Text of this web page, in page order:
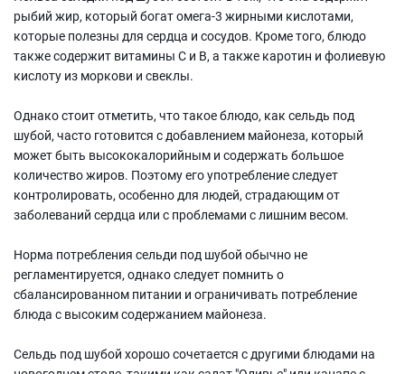
рыбий жир, который богат омега-3 жирными кислотами,
которые полезны для сердца и сосудов. Кроме того, блюдо
также содержит витамины С и В, а также каротин и фолиевую
кислоту из моркови и свеклы.
Однако стоит отметить, что такое блюдо, как сельдь под
шубой, часто готовится с добавлением майонеза, который
может быть высококалорийным и содержать большое
количество жиров. Поэтому его употребление следует
контролировать, особенно для людей, страдающим от
заболеваний сердца или с проблемами с лишним весом.
Норма потребления сельди под шубой обычно не
регламентируется, однако следует помнить о
сбалансированном питании и ограничивать потребление
блюда с высоким содержанием майонеза.
Сельдь под шубой хорошо сочетается с другими блюдами на